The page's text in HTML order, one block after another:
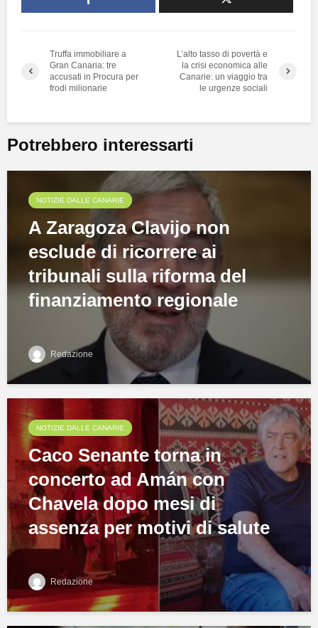
Truffa immobiliare a
Gran Canaria: tre
accusati in Procura per
frodi milionarie
L’alto tasso di povertà e
la crisi economica alle
Canarie: un viaggio tra
le urgenze sociali
Potrebbero interessarti
NOTIZIE DALLE CANARIE
A Zaragoza Clavijo non
esclude di ricorrere ai
tribunali sulla riforma del
finanziamento regionale
Redazione
NOTIZIE DALLE CANARIE
Caco Senante torna in
concerto ad Amán con
Chavela dopo mesi di
assenza per motivi di salute
Redazione